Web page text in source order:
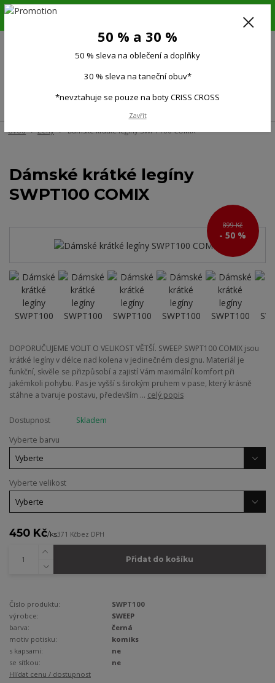
6.-16.8.26. DOVOLENÁ !!! 50 % SLEVA na všechno oblečení a doplňky !!!
(Po-Pá 9:00-15.00)
Úvod Ženy Dámské krátké legíny SWPT100 COMIX
Dámské krátké legíny
SWPT100 COMIX
899 Kč
- 50 %
DOPORUČUJEME VOLIT O VELIKOST VĚTŠÍ. SWEEP SWPT100 COMIX jsou
krátké legíny v délce nad kolena v jedinečném designu. Materiál je
funkční, skvěle se přizpůsobí a zajistí Vám maximální komfort při
jakémkoli pohybu. Pas je vyšší s širokým pruhem v pase, který krásně
stáhne a tvaruje postavu, především ... celý popis
Dostupnost
Skladem
Vyberte barvu
Vyberte velikost
450 Kč/ks371 Kčbez DPH
Přidat do košíku
Číslo produktu:
SWPT100
výrobce:
SWEEP
barva:
černá
motiv potisku:
komiks
s kapsami:
ne
se síťkou:
ne
Hlídat cenu / dostupnost
50 % a 30 %
50 % sleva na oblečení a doplňky
30 % sleva na taneční obuv*
*nevztahuje se pouze na boty CRISS CROSS
Zavřít